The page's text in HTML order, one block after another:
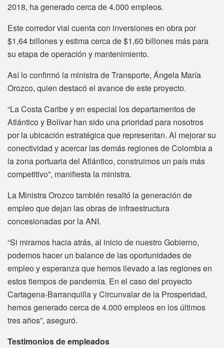
2018, ha generado cerca de 4.000 empleos.
Este corredor vial cuenta con inversiones en obra por
$1,64 billones y estima cerca de $1,60 billones más para
su etapa de operación y mantenimiento.
Así lo confirmó la ministra de Transporte, Ángela María
Orozco, quien destacó el avance de este proyecto.
“La Costa Caribe y en especial los departamentos de
Atlántico y Bolívar han sido una prioridad para nosotros
por la ubicación estratégica que representan. Al mejorar su
conectividad y acercar las demás regiones de Colombia a
la zona portuaria del Atlántico, construimos un país más
competitivo”, manifiesta la ministra.
La Ministra Orozco también resaltó la generación de
empleo que dejan las obras de infraestructura
concesionadas por la ANI.
“Si miramos hacia atrás, al inicio de nuestro Gobierno,
podemos hacer un balance de las oportunidades de
empleo y esperanza que hemos llevado a las regiones en
estos tiempos de pandemia. En el caso del proyecto
Cartagena-Barranquilla y Circunvalar de la Prosperidad,
hemos generado cerca de 4.000 empleos en los últimos
tres años”, aseguró.
Testimonios de empleados